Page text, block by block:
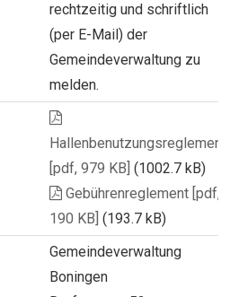
rechtzeitig und schriftlich
(per E-Mail) der
Gemeindeverwaltung zu
melden.
Hallenbenutzungsreglement
[pdf, 979 KB] (1002.7 kB)
Gebührenreglement [pdf,
190 KB] (193.7 kB)
Gemeindeverwaltung
Boningen